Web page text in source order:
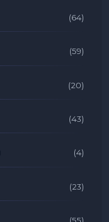
(64)
(59)
(20)
(43)
(4)
(23)